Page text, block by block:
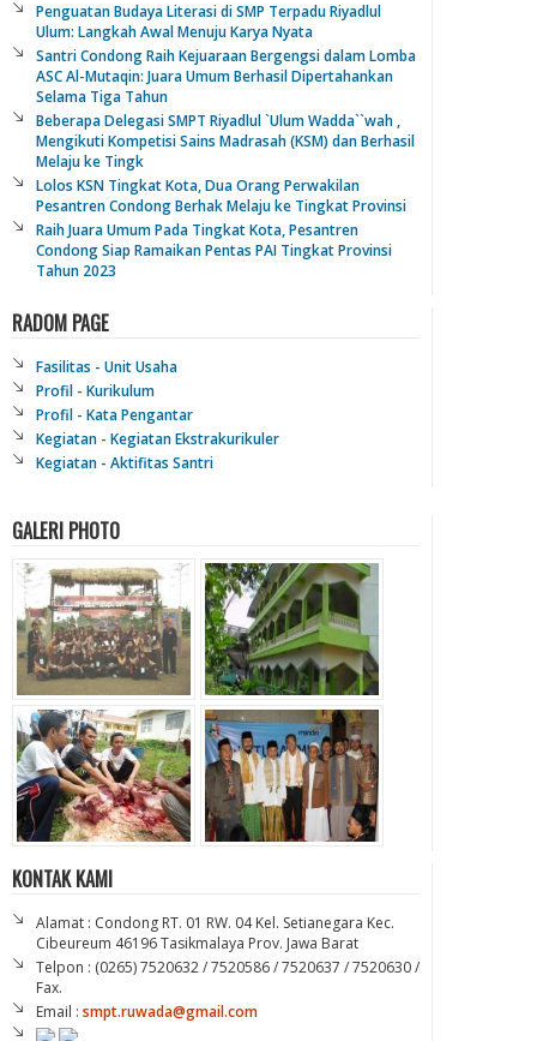
Penguatan Budaya Literasi di SMP Terpadu Riyadlul
Ulum: Langkah Awal Menuju Karya Nyata
Santri Condong Raih Kejuaraan Bergengsi dalam Lomba
ASC Al-Mutaqin: Juara Umum Berhasil Dipertahankan
Selama Tiga Tahun
Beberapa Delegasi SMPT Riyadlul `Ulum Wadda``wah ,
Mengikuti Kompetisi Sains Madrasah (KSM) dan Berhasil
Melaju ke Tingk
Lolos KSN Tingkat Kota, Dua Orang Perwakilan
Pesantren Condong Berhak Melaju ke Tingkat Provinsi
Raih Juara Umum Pada Tingkat Kota, Pesantren
Condong Siap Ramaikan Pentas PAI Tingkat Provinsi
Tahun 2023
RADOM PAGE
Fasilitas - Unit Usaha
Profil - Kurikulum
Profil - Kata Pengantar
Kegiatan - Kegiatan Ekstrakurikuler
Kegiatan - Aktifitas Santri
GALERI PHOTO
KONTAK KAMI
Alamat : Condong RT. 01 RW. 04 Kel. Setianegara Kec.
Cibeureum 46196 Tasikmalaya Prov. Jawa Barat
Telpon : (0265) 7520632 / 7520586 / 7520637 / 7520630 /
Fax.
Email : smpt.ruwada@gmail.com